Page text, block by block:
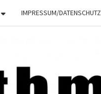
IMPRESSUM/DATENSCHUTZ